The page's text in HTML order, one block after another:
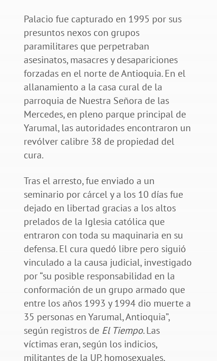
Palacio fue capturado en 1995 por sus
presuntos nexos con grupos
paramilitares que perpetraban
asesinatos, masacres y desapariciones
forzadas en el norte de Antioquia. En el
allanamiento a la casa cural de la
parroquia de Nuestra Señora de las
Mercedes, en pleno parque principal de
Yarumal, las autoridades encontraron un
revólver calibre 38 de propiedad del
cura.
Tras el arresto, fue enviado a un
seminario por cárcel y a los 10 días fue
dejado en libertad gracias a los altos
prelados de la Iglesia católica que
entraron con toda su maquinaria en su
defensa. El cura quedó libre pero siguió
vinculado a la causa judicial, investigado
por “su posible responsabilidad en la
conformación de un grupo armado que
entre los años 1993 y 1994 dio muerte a
35 personas en Yarumal, Antioquia”,
según registros de El Tiempo. Las
víctimas eran, según los indicios,
militantes de la UP, homosexuales,